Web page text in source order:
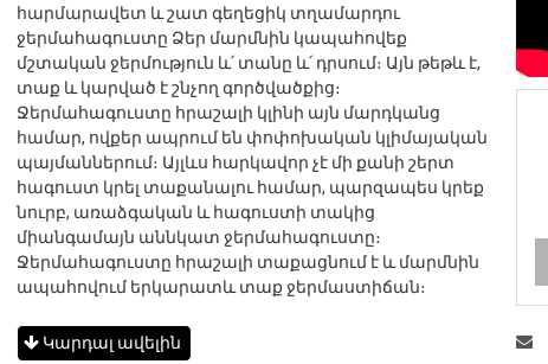
հարմարավետ և շատ գեղեցիկ տղամարդու
ջերմահագուստը Ձեր մարմնին կապահովեք
մշտական ջերմություն և՛ տանը և՛ դրսում։ Այն թեթև է,
տաք և կարված է շնչող գործվածքից։
Ջերմահագուստը հրաշալի կլինի այն մարդկանց
համար, ովքեր ապրում են փոփոխական կլիմայական
պայմաններում։ Այլևս հարկավոր չէ մի քանի շերտ
հագուստ կրել տաքանալու համար, պարզապես կրեք
նուրբ, առաձգական և հագուստի տակից
միանգամայն աննկատ ջերմահագուստը։
Ջերմահագուստը հրաշալի տաքացնում է և մարմնին
ապահովում երկարատև տաք ջերմաստիճան։
Կարդալ ավելին